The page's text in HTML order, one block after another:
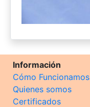
Información
Cómo Funcionamos
Quienes somos
Certificados